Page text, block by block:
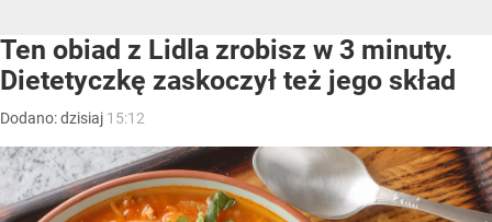
Ten obiad z Lidla zrobisz w 3 minuty.
Dietetyczkę zaskoczył też jego skład
Dodano:dzisiaj 15:12